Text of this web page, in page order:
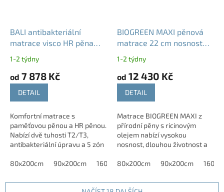
BALI antibakteriální
matrace visco HR pěna
1-2 týdny
od 7 878 Kč
DETAIL
Komfortní matrace s
paměťovou pěnou a HR pěnou.
Nabízí dvě tuhosti T2/T3,
antibakteriální úpravu a 5 zón
80x200cm
90x200cm 160x200cm 180x200cm
BIOGREEN MAXI pěnová
matrace 22 cm nosnost
1-2 týdny
od 12 430 Kč
DETAIL
Matrace BIOGREEN MAXI z
přírodní pěny s ricinovým
olejem nabízí vysokou
nosnost, dlouhou životnost a
80x200cm
90x200cm